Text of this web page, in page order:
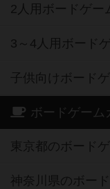
2人用ボードゲー
3～4人用ボード
子供向けボード
ボードゲーム
東京都のボード
神奈川県のボー